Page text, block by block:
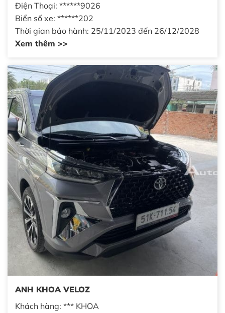
Điện Thoại: ******9026
Biển số xe: ******202
Thời gian bảo hành: 25/11/2023 đến 26/12/2028
Xem thêm >>
ANH KHOA VELOZ
Khách hàng: *** KHOA